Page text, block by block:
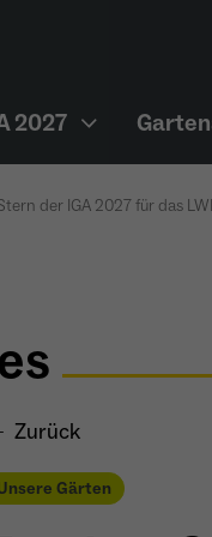
2027
der IGA 2027 für das
Zurück
Gärten